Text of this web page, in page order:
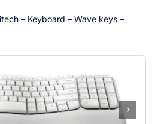
– Keyboard – Wave keys –